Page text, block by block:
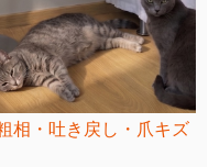
相・吐き戻し・爪キズ